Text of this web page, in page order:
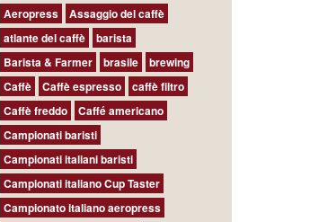
Aeropress
Assaggio del caffè
atlante del caffè
barista
Barista & Farmer
brasile
brewing
Caffè
Caffè espresso
caffè filtro
Caffè freddo
Caffé americano
Campionati baristi
Campionati italiani baristi
Campionati italiano Cup Taster
Campionato italiano aeropress